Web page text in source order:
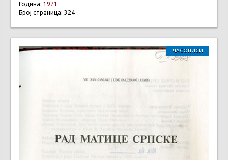
Година: 1971
Број страница: 324
ЧАСОПИСИ